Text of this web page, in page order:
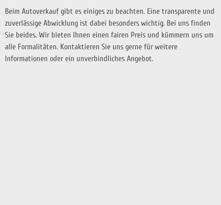
Beim Autoverkauf gibt es einiges zu beachten. Eine transparente und
zuverlässige Abwicklung ist dabei besonders wichtig. Bei uns finden
Sie beides. Wir bieten Ihnen einen fairen Preis und kümmern uns um
alle Formalitäten. Kontaktieren Sie uns gerne für weitere
Informationen oder ein unverbindliches Angebot.